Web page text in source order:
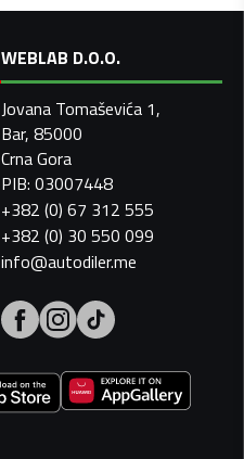
WEBLAB D.O.O.
Jovana Tomaševića 1,
Bar, 85000
Crna Gora
PIB: 03007448
+382 (0) 67 312 555
+382 (0) 30 550 099
info@autodiler.me